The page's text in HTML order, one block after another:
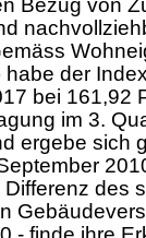
Bezug von
der
bei 161,92
im 3.
ergebe sich
des